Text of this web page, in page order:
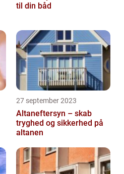
til din båd
27 september 2023
Altaneftersyn – skab
tryghed og sikkerhed på
altanen